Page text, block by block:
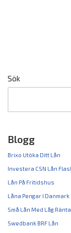
Sök
Blogg
Brixo Utöka Ditt Lån
Investera CSN Lån
Lån På Fritidshus
Låna Pengar I Danmark
Små Lån Med Låg Ränta
Swedbank BRF Lån